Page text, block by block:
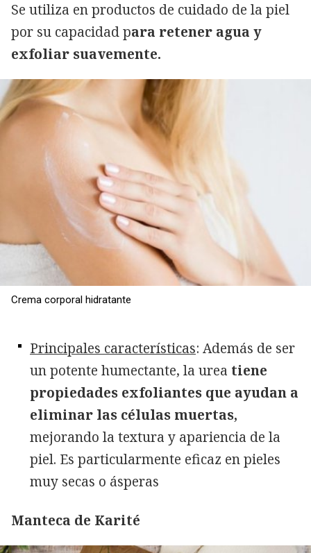
Se utiliza en productos de cuidado de la piel
por su capacidad para retener agua y
exfoliar suavemente.
Crema corporal hidratante
Principales características: Además de ser
un potente humectante, la urea tiene
propiedades exfoliantes que ayudan a
eliminar las células muertas,
mejorando la textura y apariencia de la
piel. Es particularmente eficaz en pieles
muy secas o ásperas
Manteca de Karité